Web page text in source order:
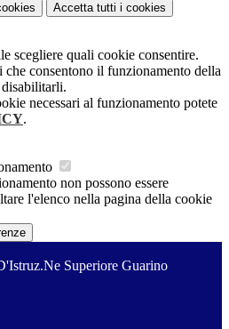
Accetta tutti i cookies
scegliere quali cookie consentire.
consentono il funzionamento della
necessari al funzionamento potete
.
non possono essere
l'elenco nella pagina della cookie
Superiore Guarino